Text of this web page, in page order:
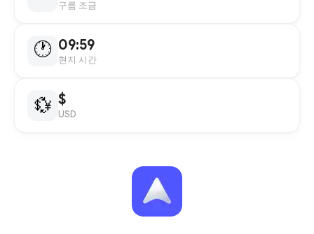
구름 조금
🕐 09:59
현지 시간
💱 $
USD